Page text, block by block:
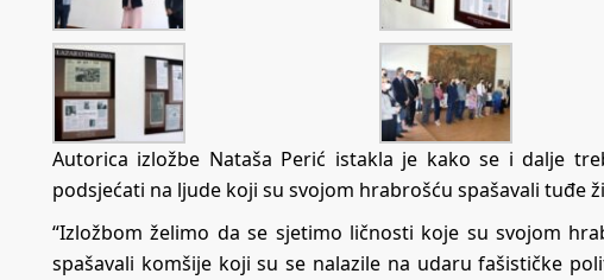
Autorica izložbe Nataša Perić istakla je kako se i dalje
podsjećati na ljude koji su svojom hrabrošću spašavali tuđe
“Izložbom želimo da se sjetimo ličnosti koje su svojom
spašavali komšije koji su se nalazile na udaru fašističke